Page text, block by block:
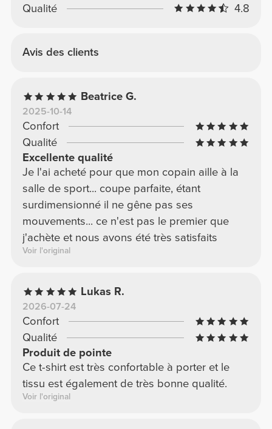
Qualité
4.8
Avis des clients
Beatrice G.
2025-10-14
Confort
Qualité
Excellente qualité
Je l'ai acheté pour que mon copain aille à la
salle de sport... coupe parfaite, étant
surdimensionné il ne gêne pas ses
mouvements... ce n'est pas le premier que
j'achète et nous avons été très satisfaits
Voir l'original
Lukas R.
2026-07-24
Confort
Qualité
Produit de pointe
Ce t-shirt est très confortable à porter et le
tissu est également de très bonne qualité.
Voir l'original